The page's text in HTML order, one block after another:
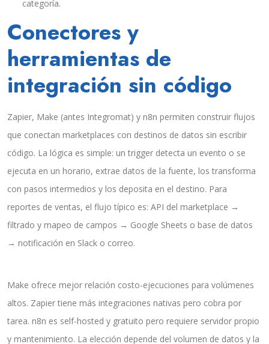
categoría.
Conectores y
herramientas de
integración sin código
Zapier, Make (antes Integromat) y n8n permiten construir flujos
que conectan marketplaces con destinos de datos sin escribir
código. La lógica es simple: un trigger detecta un evento o se
ejecuta en un horario, extrae datos de la fuente, los transforma
con pasos intermedios y los deposita en el destino. Para
reportes de ventas, el flujo típico es: API del marketplace →
filtrado y mapeo de campos → Google Sheets o base de datos
→ notificación en Slack o correo.
Make ofrece mejor relación costo-ejecuciones para volúmenes
altos. Zapier tiene más integraciones nativas pero cobra por
tarea. n8n es self-hosted y gratuito pero requiere servidor propio
y mantenimiento. La elección depende del volumen de datos y la